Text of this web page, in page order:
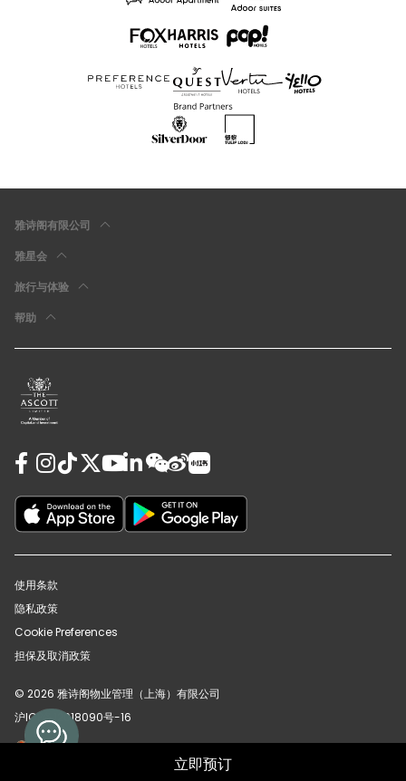
立即预订
雅诗阁有限公司
雅星会
旅行与体验
帮助
使用条款
隐私政策
Cookie Preferences
担保及取消政策
© 2026 雅诗阁物业管理（上海）有限公司
沪ICP备12018090号-16
沪公网安备31010102008391号